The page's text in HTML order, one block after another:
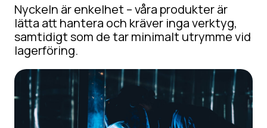
Nyckeln är enkelhet – våra produkter är
lätta att hantera och kräver inga verktyg,
samtidigt som de tar minimalt utrymme vid
lagerföring.